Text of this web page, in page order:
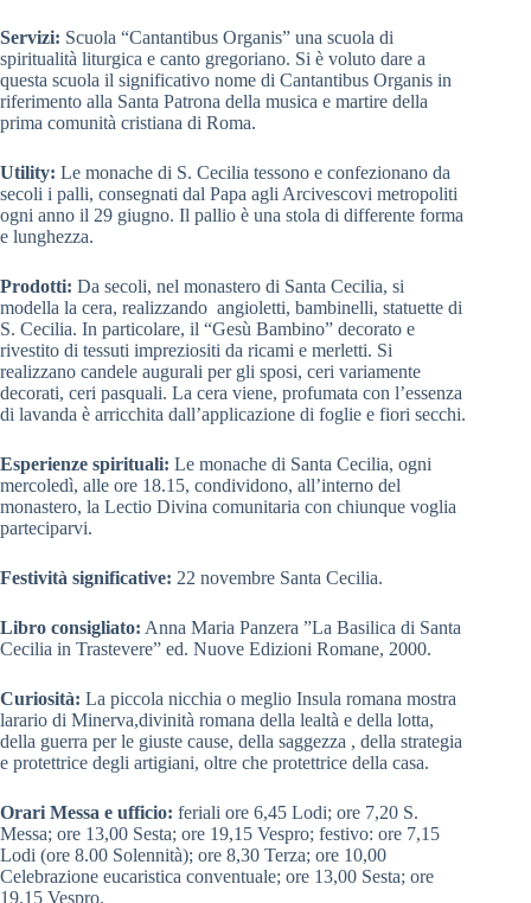
Servizi: Scuola “Cantantibus Organis” una scuola di
spiritualità liturgica e canto gregoriano. Si è voluto dare a
questa scuola il significativo nome di Cantantibus Organis in
riferimento alla Santa Patrona della musica e martire della
prima comunità cristiana di Roma.
Utility: Le monache di S. Cecilia tessono e confezionano da
secoli i palli, consegnati dal Papa agli Arcivescovi metropoliti
ogni anno il 29 giugno. Il pallio è una stola di differente forma
e lunghezza.
Prodotti: Da secoli, nel monastero di Santa Cecilia, si
modella la cera, realizzando angioletti, bambinelli, statuette di
S. Cecilia. In particolare, il “Gesù Bambino” decorato e
rivestito di tessuti impreziositi da ricami e merletti. Si
realizzano candele augurali per gli sposi, ceri variamente
decorati, ceri pasquali. La cera viene, profumata con l’essenza
di lavanda è arricchita dall’applicazione di foglie e fiori secchi.
Esperienze spirituali: Le monache di Santa Cecilia, ogni
mercoledì, alle ore 18.15, condividono, all’interno del
monastero, la Lectio Divina comunitaria con chiunque voglia
parteciparvi.
Festività significative: 22 novembre Santa Cecilia.
Libro consigliato: Anna Maria Panzera ”La Basilica di Santa
Cecilia in Trastevere” ed. Nuove Edizioni Romane, 2000.
Curiosità: La piccola nicchia o meglio Insula romana mostra
larario di Minerva,divinità romana della lealtà e della lotta,
della guerra per le giuste cause, della saggezza , della strategia
e protettrice degli artigiani, oltre che protettrice della casa.
Orari Messa e ufficio: feriali ore 6,45 Lodi; ore 7,20 S.
Messa; ore 13,00 Sesta; ore 19,15 Vespro; festivo: ore 7,15
Lodi (ore 8.00 Solennità); ore 8,30 Terza; ore 10,00
Celebrazione eucaristica conventuale; ore 13,00 Sesta; ore
19,15 Vespro.